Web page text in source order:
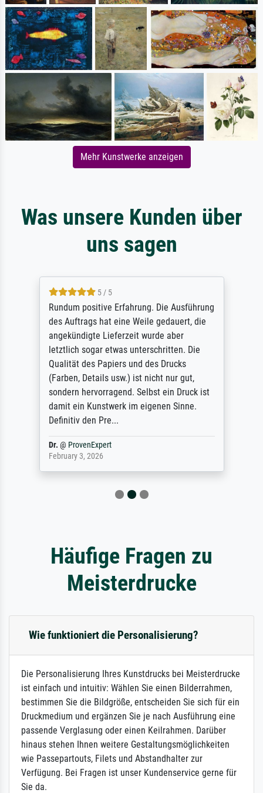
Mehr Kunstwerke anzeigen
Was unsere Kunden über
uns sagen
5 / 5
Rundum positive Erfahrung. Die Ausführung
des Auftrags hat eine Weile gedauert, die
angekündigte Lieferzeit wurde aber
letztlich sogar etwas unterschritten. Die
Qualität des Papiers und des Drucks
(Farben, Details usw.) ist nicht nur gut,
sondern hervorragend. Selbst ein Druck ist
damit ein Kunstwerk im eigenen Sinne.
Definitiv den Pre...
Dr. @ ProvenExpert
February 3, 2026
Häufige Fragen zu
Meisterdrucke
Wie funktioniert die Personalisierung?
Die Personalisierung Ihres Kunstdrucks bei Meisterdrucke
ist einfach und intuitiv: Wählen Sie einen Bilderrahmen,
bestimmen Sie die Bildgröße, entscheiden Sie sich für ein
Druckmedium und ergänzen Sie je nach Ausführung eine
passende Verglasung oder einen Keilrahmen. Darüber
hinaus stehen Ihnen weitere Gestaltungsmöglichkeiten
wie Passepartouts, Filets und Abstandhalter zur
Verfügung. Bei Fragen ist unser Kundenservice gerne für
Sie da.